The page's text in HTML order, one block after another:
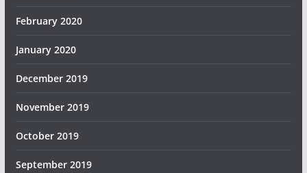
February 2020
January 2020
December 2019
November 2019
October 2019
September 2019